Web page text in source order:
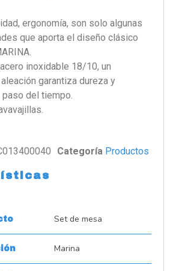
ergonomía, son solo algunas
que aporta el diseño clásico
inoxidable 18/10, un
garantiza dureza y
del tiempo.
Categoría Productos
Set de mesa
Marina